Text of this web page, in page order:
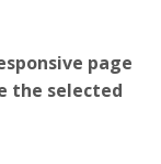
page
the selected